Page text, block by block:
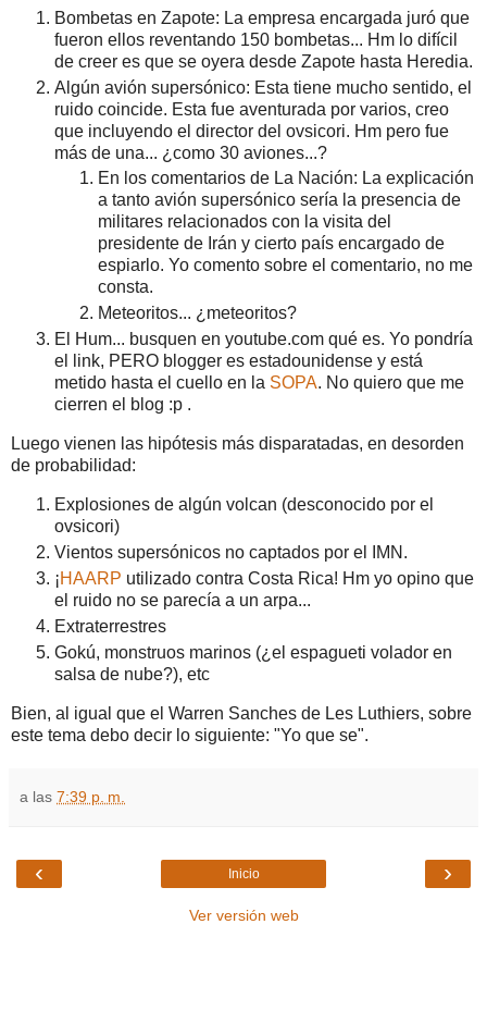
Bombetas en Zapote: La empresa encargada juró que
fueron ellos reventando 150 bombetas... Hm lo difícil
de creer es que se oyera desde Zapote hasta Heredia.
Algún avión supersónico: Esta tiene mucho sentido, el
ruido coincide. Esta fue aventurada por varios, creo
que incluyendo el director del ovsicori. Hm pero fue
más de una... ¿como 30 aviones...?
En los comentarios de La Nación: La explicación
a tanto avión supersónico sería la presencia de
militares relacionados con la visita del
presidente de Irán y cierto país encargado de
espiarlo. Yo comento sobre el comentario, no me
consta.
Meteoritos... ¿meteoritos?
El Hum... busquen en youtube.com qué es. Yo pondría
el link, PERO blogger es estadounidense y está
metido hasta el cuello en la SOPA. No quiero que me
cierren el blog :p .
Luego vienen las hipótesis más disparatadas, en desorden
de probabilidad:
Explosiones de algún volcan (desconocido por el
ovsicori)
Vientos supersónicos no captados por el IMN.
¡HAARP utilizado contra Costa Rica! Hm yo opino que
el ruido no se parecía a un arpa...
Extraterrestres
Gokú, monstruos marinos (¿el espagueti volador en
salsa de nube?), etc
Bien, al igual que el Warren Sanches de Les Luthiers, sobre
este tema debo decir lo siguiente: "Yo que se".
a las 7:39 p. m.
‹ ›
Inicio
Ver versión web